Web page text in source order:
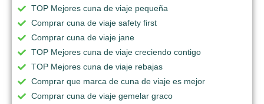
TOP Mejores cuna de viaje pequeña
Comprar cuna de viaje safety first
Comprar cuna de viaje jane
TOP Mejores cuna de viaje creciendo contigo
TOP Mejores cuna de viaje rebajas
Comprar que marca de cuna de viaje es mejor
Comprar cuna de viaje gemelar graco